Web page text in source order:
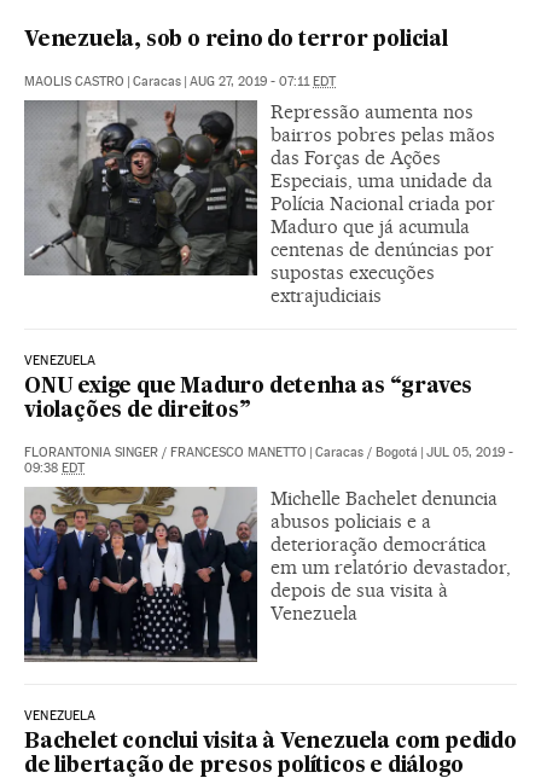
Venezuela, sob o reino do terror policial
MAOLIS CASTRO | Caracas | AUG 27, 2019 - 07:11EDT
Repressão aumenta nos
bairros pobres pelas mãos
das Forças de Ações
Especiais, uma unidade da
Polícia Nacional criada por
Maduro que já acumula
centenas de denúncias por
supostas execuções
extrajudiciais
VENEZUELA
ONU exige que Maduro detenha as “graves
violações de direitos”
FLORANTONIA SINGER / FRANCESCO MANETTO | Caracas / Bogotá | JUL 05, 2019 -
09:38 EDT
Michelle Bachelet denuncia
abusos policiais e a
deterioração democrática
em um relatório devastador,
depois de sua visita à
Venezuela
VENEZUELA
Bachelet conclui visita à Venezuela com pedido
de libertação de presos políticos e diálogo